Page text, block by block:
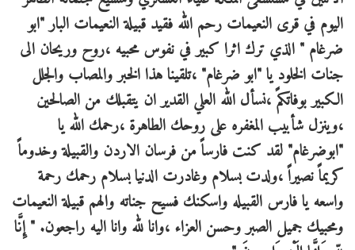
اليوم في قرى النعيمات رحم الله فقيد قبيلة النعيمات البار "ابو
ضرغام " الذي ترك اثرا كبير في نفوس محبيه ،روح وريحان الى
جنات الخلود يا "ابو ضرغام" ،تلقينا هذا الخبر والمصاب والجلل
الكبير بوفاتكمً ،نسأل الله العلي القدير ان يتقبلك من الصالحين
،وينزل شأبيب المغفره على روحك الطاهرة ،رحمك الله يا
"ابوضرغام" لقد كنت فارساً من فرسان الاردن والقبيلة وخدوماً
كريماً نصيراً ،ولدت بسلام وغادرت الدنيا بسلام رحمك رحمة
واسعه يا فارس القبيله واسكنك فسيح جناته والهم قبيلة النعيمات
ومحبيك جميل الصبر وحسن العزاء ،وانا لله وانا اليه راجعون. " إِنَّا